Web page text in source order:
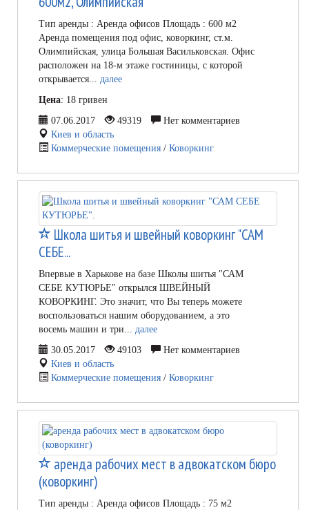
Тип аренды : Аренда офисов Площадь : 600 м2
Аренда помещения под офис, коворкинг, ст.м.
Олимпийская, улица Большая Васильковская. Офис
расположен на 18-м этаже гостиницы, с которой
открывается... далее
Цена: 18 гривен
07.06.2017
49319
Нет комментариев
Киев и область
Коммерческие помещения / Коворкинг
Школа шитья и швейный коворкинг "САМ
СЕБЕ...
Впервые в Харькове на базе Школы шитья "САМ
СЕБЕ КУТЮРЬЕ" открылся ШВЕЙНЫЙ
КОВОРКИНГ. Это значит, что Вы теперь можете
воспользоваться нашим оборудованием, а это
восемь машин и три... далее
30.05.2017
49103
Нет комментариев
Киев и область
Коммерческие помещения / Коворкинг
аренда рабочих мест в адвокатском бюро
(коворкинг)
Тип аренды : Аренда офисов Площадь : 75 м2